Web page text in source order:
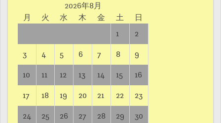
2026年8月
月
火 水 木 金 土
日
1
2
3 4 5 6 7 8 9
10 11 12 13 14 15 16
17 18 19 20 21 22 23
24 25 26 27 28 29 30